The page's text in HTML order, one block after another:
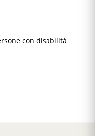
con disabilità